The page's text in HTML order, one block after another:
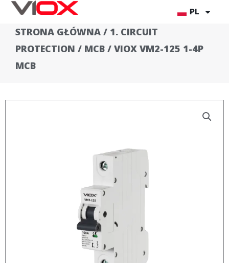
Przejdź
treści
PL
STRONA GŁÓWNA / 1. CIRCUIT
PROTECTION / MCB / VIOX VM2-125 1-4P
MCB